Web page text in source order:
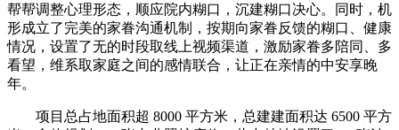
帮帮调整心理形态，顺应院内糊口，沉建糊口决心。同时，机
形成立了完美的家眷沟通机制，按期向家眷反馈的糊口、健康
情况，设置了无的时段取线上视频渠道，激励家眷多陪同、多
看望，维系取家庭之间的感情联合，让正在亲情的中安享晚
年。
项目总占地面积超 8000 平方米，总建建面积达 6500 平方